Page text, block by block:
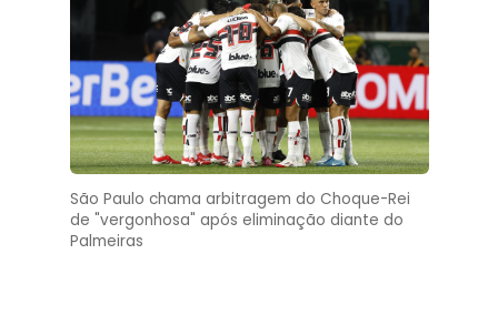
São Paulo chama arbitragem do Choque-Rei
de "vergonhosa" após eliminação diante do
Palmeiras